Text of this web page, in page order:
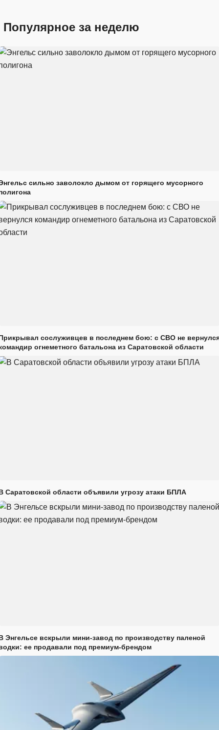
Популярное за неделю
сильно заволокло дымом от горящего мусорного
сослуживцев в последнем бою: с СВО не
огнеметного батальона из Саратовской области
Саратовской области объявили угрозу атаки БПЛА
Энгельсе вскрыли мини-завод по производству паленой
ее продавали под премиум-брендом